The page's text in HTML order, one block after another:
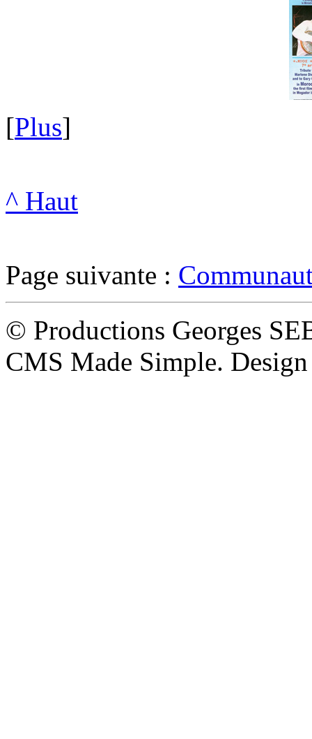
[Plus]
^ Haut
Page suivante :
© Productions Georges
CMS Made Simple. Design